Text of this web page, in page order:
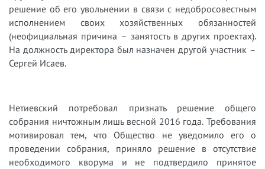
решение об его увольнении в связи с недобросовестным
исполнением своих хозяйственных обязанностей
(неофициальная причина – занятость в других проектах).
На должность директора был назначен другой участник –
Сергей Исаев.
Нетиевский потребовал признать решение общего
собрания ничтожным лишь весной 2016 года. Требования
мотивировал тем, что Общество не уведомило его о
проведении собрания, приняло решение в отсутствие
необходимого кворума и не подтвердило принятое